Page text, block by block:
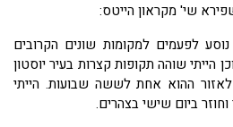
שי' מקראון הייטס:
לפעמים למקומות שונים הקרובים
הייתי שוהה תקופות קצרות בעיר יוסטון
לאזור ההוא אחת לששה שבועות. הייתי
ביום שישי בצהרים.